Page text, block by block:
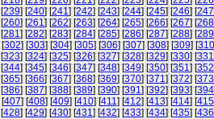
[239] [240] [241] [242] [243] [244] [245] [246] [247
[260] [261] [262] [263] [264] [265] [266] [267] [268
[281] [282] [283] [284] [285] [286] [287] [288] [289
[302] [303] [304] [305] [306] [307] [308] [309] [310
[323] [324] [325] [326] [327] [328] [329] [330] [331
[344] [345] [346] [347] [348] [349] [350] [351] [352
[365] [366] [367] [368] [369] [370] [371] [372] [373
[386] [387] [388] [389] [390] [391] [392] [393] [394
[407] [408] [409] [410] [411] [412] [413] [414] [415
[428] [429] [430] [431] [432] [433] [434] [435] [436